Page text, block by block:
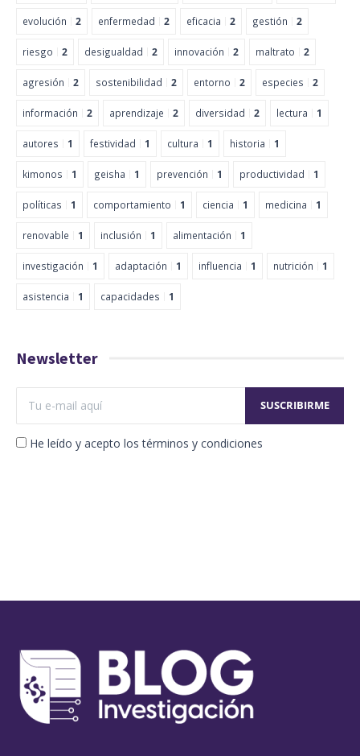
evolución 2 enfermedad 2 eficacia 2 gestión 2
riesgo 2 desigualdad 2 innovación 2 maltrato 2
agresión 2 sostenibilidad 2 entorno 2 especies 2
información 2 aprendizaje 2 diversidad 2 lectura 1
autores 1 festividad 1 cultura 1 historia 1
kimonos 1 geisha 1 prevención 1 productividad 1
políticas 1 comportamiento 1 ciencia 1 medicina 1
renovable 1 inclusión 1 alimentación 1
investigación 1 adaptación 1 influencia 1 nutrición 1
asistencia 1 capacidades 1
Newsletter
He leído y acepto los términos y condiciones